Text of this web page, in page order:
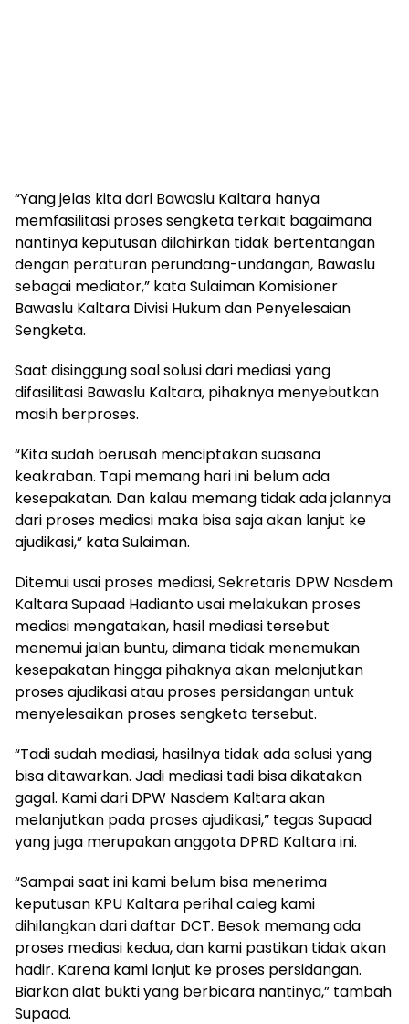
“Yang jelas kita dari Bawaslu Kaltara hanya
memfasilitasi proses sengketa terkait bagaimana
nantinya keputusan dilahirkan tidak bertentangan
dengan peraturan perundang-undangan, Bawaslu
sebagai mediator,” kata Sulaiman Komisioner
Bawaslu Kaltara Divisi Hukum dan Penyelesaian
Sengketa.
Saat disinggung soal solusi dari mediasi yang
difasilitasi Bawaslu Kaltara, pihaknya menyebutkan
masih berproses.
“Kita sudah berusah menciptakan suasana
keakraban. Tapi memang hari ini belum ada
kesepakatan. Dan kalau memang tidak ada jalannya
dari proses mediasi maka bisa saja akan lanjut ke
ajudikasi,” kata Sulaiman.
Ditemui usai proses mediasi, Sekretaris DPW Nasdem
Kaltara Supaad Hadianto usai melakukan proses
mediasi mengatakan, hasil mediasi tersebut
menemui jalan buntu, dimana tidak menemukan
kesepakatan hingga pihaknya akan melanjutkan
proses ajudikasi atau proses persidangan untuk
menyelesaikan proses sengketa tersebut.
“Tadi sudah mediasi, hasilnya tidak ada solusi yang
bisa ditawarkan. Jadi mediasi tadi bisa dikatakan
gagal. Kami dari DPW Nasdem Kaltara akan
melanjutkan pada proses ajudikasi,” tegas Supaad
yang juga merupakan anggota DPRD Kaltara ini.
“Sampai saat ini kami belum bisa menerima
keputusan KPU Kaltara perihal caleg kami
dihilangkan dari daftar DCT. Besok memang ada
proses mediasi kedua, dan kami pastikan tidak akan
hadir. Karena kami lanjut ke proses persidangan.
Biarkan alat bukti yang berbicara nantinya,” tambah
Supaad.